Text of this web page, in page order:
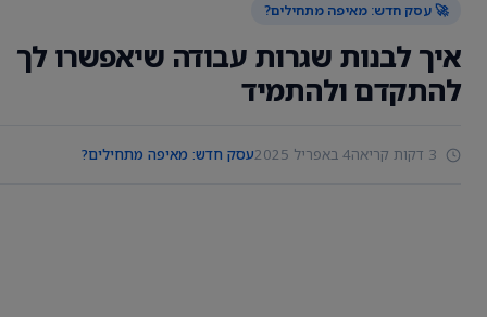
🚀 עסק חדש: מאיפה מתחילים?
איך לבנות שגרות עבודה שיאפשרו לך
להתקדם ולהתמיד
4 באפריל 2025 עסק חדש: מאיפה מתחילים?